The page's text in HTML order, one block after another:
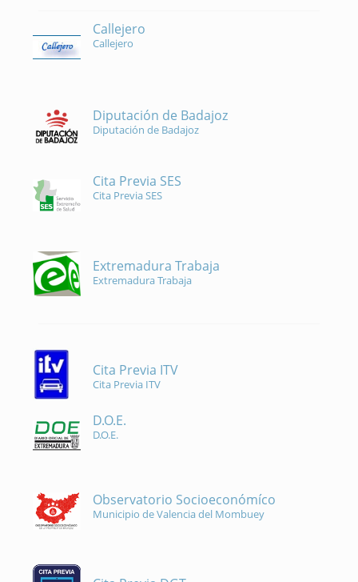
Callejero
Callejero
Diputación de Badajoz
Diputación de Badajoz
Cita Previa SES
Cita Previa SES
Extremadura Trabaja
Extremadura Trabaja
Cita Previa ITV
Cita Previa ITV
D.O.E.
D.O.E.
Observatorio Socioeconómíco
Municipio de Valencia del Mombuey